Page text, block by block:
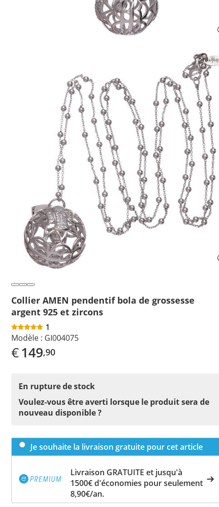
Collier AMEN pendentif bola de grossesse
argent 925 et zircons
1
Modèle : GI004075
€149,90
En rupture de stock
Voulez-vous être averti lorsque le produit sera de
nouveau disponible ?
Je souhaite la livraison gratuite pour cet article
Livraison GRATUITE et jusqu'à
1500€ d'économies pour seulement
8,90€/an.